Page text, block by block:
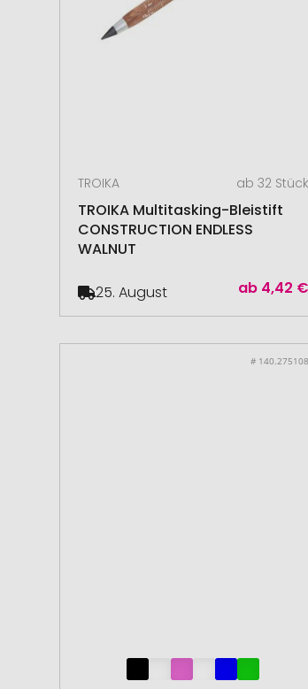
TROIKA ab 32 Stück
TROIKA Multitasking-Bleistift
CONSTRUCTION ENDLESS
WALNUT
ab 4,42 €
25. August
# 140.275108